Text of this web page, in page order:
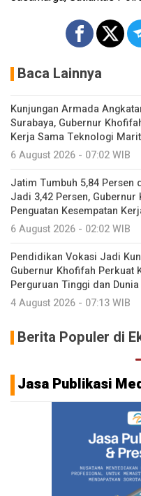
Baca Lainnya
Kunjungan Armada
Surabaya, Gubernur
Kerja Sama Teknologi
6 August 2026 - 07:02 WIB
Jatim Tumbuh 5,84 Persen
Jadi 3,42 Persen,
Penguatan Kesempatan
6 August 2026 - 02:02 WIB
Pendidikan Vokasi Jadi
Gubernur Khofifah Perkuat
Perguruan Tinggi dan
4 August 2026 - 07:13 WIB
Berita Populer di
Jasa Publikasi